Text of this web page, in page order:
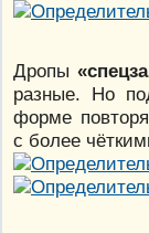
Дропы
разные. Но
форме
с более